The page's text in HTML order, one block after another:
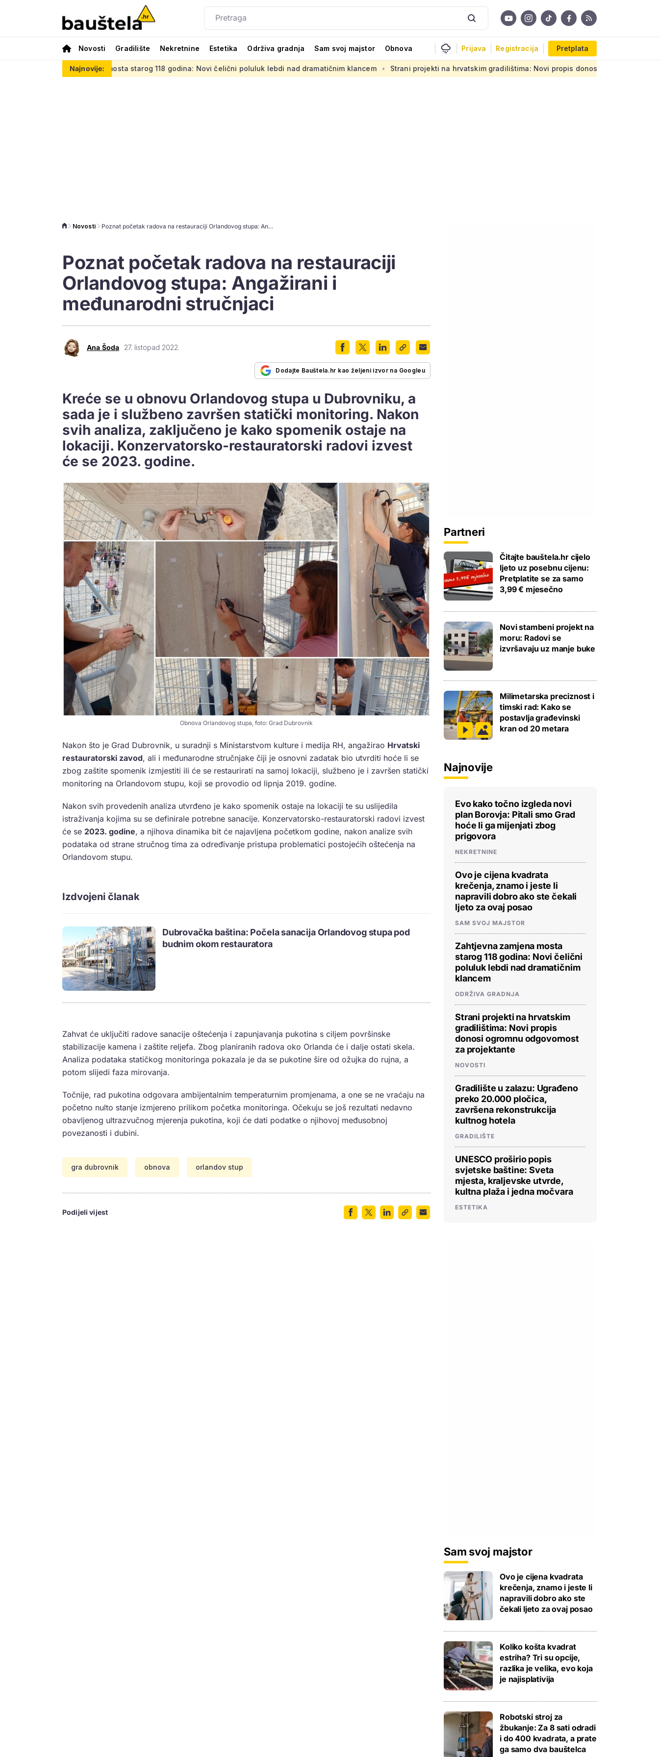
Novosti Gradilište Nekretnine Estetika Održiva gradnja Sam svoj majstor Obnova Prijava Registracija Pretplata
Najnovije:
zamjena mosta starog 118 godina: Novi čelični poluluk lebdi nad dramatičnim klancem Strani projekti na hrvatskim gradilištima: Novi propis donosi ogromnu odgovornost za
Novosti Poznat početak radova na restauraciji Orlandovog stupa: Angažirani i međunarodni stručnjaci
Poznat početak radova na restauraciji
Orlandovog stupa: Angažirani i
međunarodni stručnjaci
Ana Šoda 27. listopad 2022.
Dodajte Bauštela.hr kao željeni izvor na Googleu
Kreće se u obnovu Orlandovog stupa u Dubrovniku, a
sada je i službeno završen statički monitoring. Nakon
svih analiza, zaključeno je kako spomenik ostaje na
lokaciji. Konzervatorsko-restauratorski radovi izvest
će se 2023. godine.
Obnova Orlandovog stupa, foto: Grad Dubrovnik
Nakon što je Grad Dubrovnik, u suradnji s Ministarstvom kulture i medija RH, angažirao Hrvatski
restauratorski zavod, ali i međunarodne stručnjake čiji je osnovni zadatak bio utvrditi hoće li se
zbog zaštite spomenik izmjestiti ili će se restaurirati na samoj lokaciji, službeno je i završen statički
monitoring na Orlandovom stupu, koji se provodio od lipnja 2019. godine.
Nakon svih provedenih analiza utvrđeno je kako spomenik ostaje na lokaciji te su uslijedila
istraživanja kojima su se definirale potrebne sanacije. Konzervatorsko-restauratorski radovi izvest
će se 2023. godine, a njihova dinamika bit će najavljena početkom godine, nakon analize svih
podataka od strane stručnog tima za određivanje pristupa problematici postojećih oštećenja na
Orlandovom stupu.
Izdvojeni članak
Dubrovačka baština: Počela sanacija Orlandovog stupa pod
budnim okom restauratora
Zahvat će uključiti radove sanacije oštećenja i zapunjavanja pukotina s ciljem površinske
stabilizacije kamena i zaštite reljefa. Zbog planiranih radova oko Orlanda će i dalje ostati skela.
Analiza podataka statičkog monitoringa pokazala je da se pukotine šire od ožujka do rujna, a
potom slijedi faza mirovanja.
Točnije, rad pukotina odgovara ambijentalnim temperaturnim promjenama, a one se ne vraćaju na
početno nulto stanje izmjereno prilikom početka monitoringa. Očekuju se još rezultati nedavno
obavljenog ultrazvučnog mjerenja pukotina, koji će dati podatke o njihovoj međusobnoj
povezanosti i dubini.
gra dubrovnik obnova orlandov stup
Podijeli vijest
Partneri
Čitajte bauštela.hr cijelo
ljeto uz posebnu cijenu:
Pretplatite se za samo
3,99 € mjesečno
Novi stambeni projekt na
moru: Radovi se
izvršavaju uz manje buke
Milimetarska preciznost i
timski rad: Kako se
postavlja građevinski
kran od 20 metara
Najnovije
Evo kako točno izgleda novi
plan Borovja: Pitali smo Grad
hoće li ga mijenjati zbog
prigovora
NEKRETNINE
Ovo je cijena kvadrata
krečenja, znamo i jeste li
napravili dobro ako ste čekali
ljeto za ovaj posao
SAM SVOJ MAJSTOR
Zahtjevna zamjena mosta
starog 118 godina: Novi čelični
poluluk lebdi nad dramatičnim
klancem
ODRŽIVA GRADNJA
Strani projekti na hrvatskim
gradilištima: Novi propis
donosi ogromnu odgovornost
za projektante
NOVOSTI
Gradilište u zalazu: Ugrađeno
preko 20.000 pločica,
završena rekonstrukcija
kultnog hotela
GRADILIŠTE
UNESCO proširio popis
svjetske baštine: Sveta
mjesta, kraljevske utvrde,
kultna plaža i jedna močvara
ESTETIKA
Sam svoj majstor
Ovo je cijena kvadrata
krečenja, znamo i jeste li
napravili dobro ako ste
čekali ljeto za ovaj posao
Koliko košta kvadrat
estriha? Tri su opcije,
razlika je velika, evo koja
je najisplativija
Robotski stroj za
žbukanje: Za 8 sati odradi
i do 400 kvadrata, a prate
ga samo dva bauštelca